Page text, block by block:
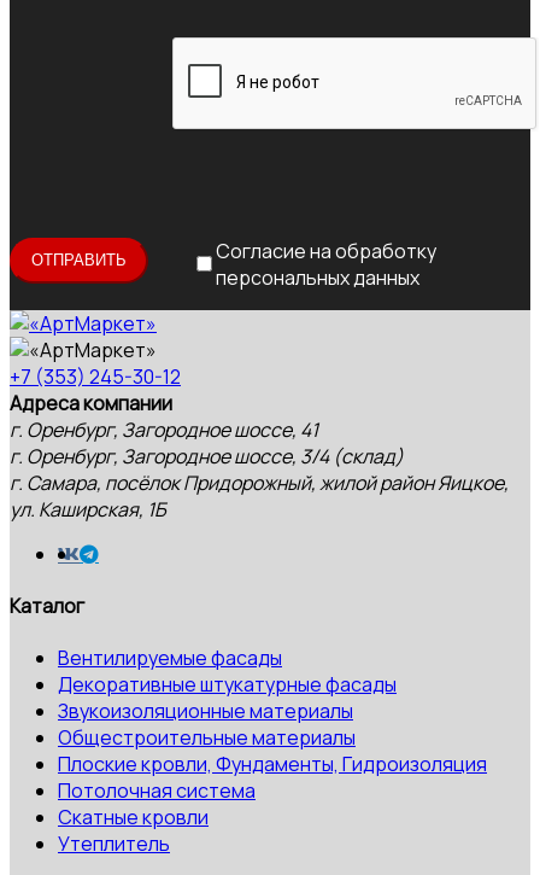
Согласие на обработку
персональных данных
+7 (353) 245-30-12
Адреса компании
г. Оренбург, Загородное шоссе, 41
г. Оренбург, Загородное шоссе, 3/4 (склад)
г. Самара, посёлок Придорожный, жилой район Яицкое,
ул. Каширская, 1Б
Каталог
Вентилируемые фасады
Декоративные штукатурные фасады
Звукоизоляционные материалы
Общестроительные материалы
Плоские кровли, Фундаменты, Гидроизоляция
Потолочная система
Скатные кровли
Утеплитель